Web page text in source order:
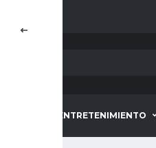
ENTRETENIMIENTO